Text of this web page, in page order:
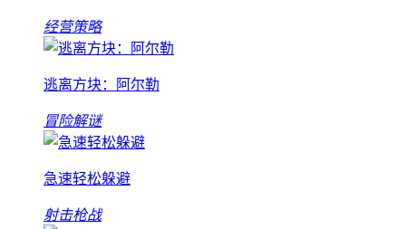
经营策略
逃离方块：阿尔勒
冒险解谜
急速轻松躲避
射击枪战